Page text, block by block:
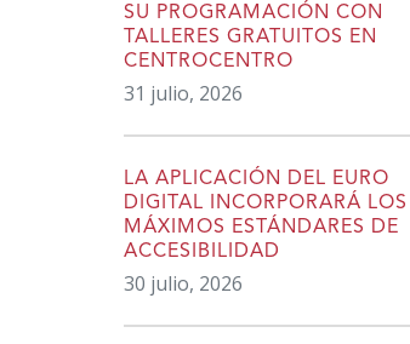
SU PROGRAMACIÓN CON
TALLERES GRATUITOS EN
CENTROCENTRO
31 julio, 2026
LA APLICACIÓN DEL EURO
DIGITAL INCORPORARÁ LOS
MÁXIMOS ESTÁNDARES DE
ACCESIBILIDAD
30 julio, 2026